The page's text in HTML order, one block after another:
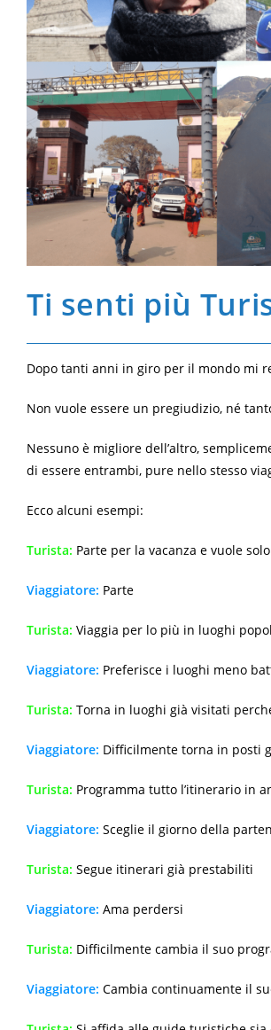
Ti senti più
Dopo tanti anni in giro per il mondo mi
Non vuole essere un pregiudizio, né
Nessuno è migliore dell’altro,
di essere entrambi, pure nello stesso
Ecco alcuni esempi:
Turista: Parte per la vacanza e vuole
Viaggiatore: Parte
Turista: Viaggia per lo più in luoghi
Viaggiatore: Preferisce i luoghi meno
Turista: Torna in luoghi già visitati
Viaggiatore: Difficilmente torna in posti
Turista: Programma tutto l’itinerario in
Viaggiatore: Sceglie il giorno della
Turista: Segue itinerari già prestabiliti
Viaggiatore: Ama perdersi
Turista: Difficilmente cambia il suo
Viaggiatore: Cambia continuamente il